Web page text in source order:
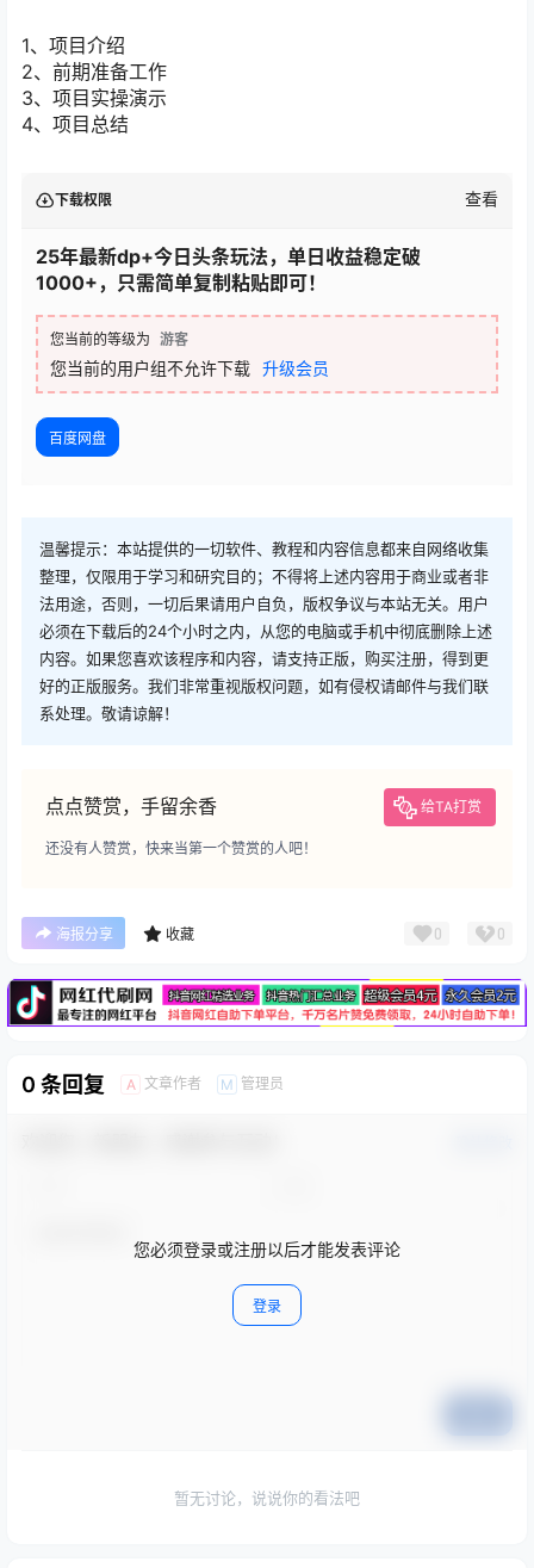
1、项目介绍
2、前期准备工作
3、项目实操演示
4、项目总结
下载权限 查看
25年最新dp+今日头条玩法，单日收益稳定破
1000+，只需简单复制粘贴即可！
您当前的等级为 游客
您当前的用户组不允许下载 升级会员
百度网盘
温馨提示：本站提供的一切软件、教程和内容信息都来自网络收集
整理，仅限用于学习和研究目的；不得将上述内容用于商业或者非
法用途，否则，一切后果请用户自负，版权争议与本站无关。用户
必须在下载后的24个小时之内，从您的电脑或手机中彻底删除上述
内容。如果您喜欢该程序和内容，请支持正版，购买注册，得到更
好的正版服务。我们非常重视版权问题，如有侵权请邮件与我们联
系处理。敬请谅解！
点点赞赏，手留余香 给TA打赏
还没有人赞赏，快来当第一个赞赏的人吧！
海报分享 收藏 0 0
广告
0 条回复 A 文章作者 M 管理员
您必须登录或注册以后才能发表评论
登录
暂无讨论，说说你的看法吧